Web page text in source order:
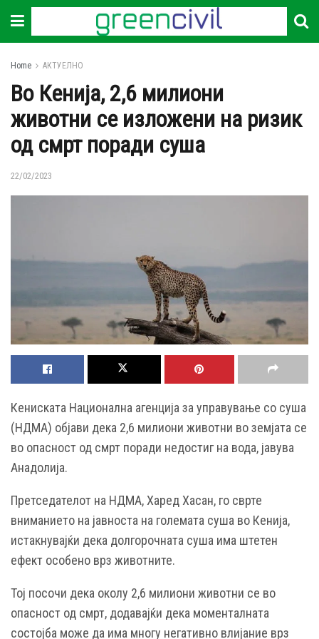
Home АКТУЕЛНО
Во Кенија, 2,6 милиони
животни се изложени на ризик
од смрт поради суша
22/02/2023
Кениската Национална агенција за управување со суша
(НДМА) објави дека 2,6 милиони животни во земјата се
во опасност од смрт поради недостиг на вода, јавува
Анадолија.
Претседателот на НДМА, Харед Хасан, го сврте
вниманието на јавноста на големата суша во Кенија,
истакнувајќи дека долгорочната суша има штетен
ефект особено врз животните.
Тој посочи дека околу 2,6 милиони животни се во
опасност од смрт, додавајќи дека моменталната
состојба може да има многу негативно влијание врз